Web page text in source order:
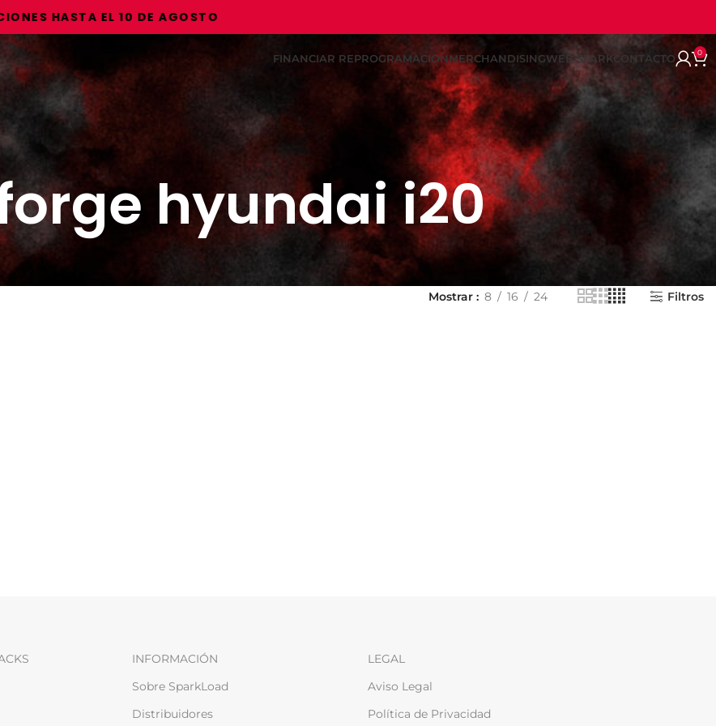
HASTA EL 10 DE AGOSTO
FINANCIAR REPROGRAMACIONMERCHANDISINGWEB SPARK CONTACTO 0
hyundai i20
Mostrar 8 16 24 Filtros
INFORMACIÓN
Sobre SparkLoad
Distribuidores
LEGAL
Aviso Legal
Política de Privacidad